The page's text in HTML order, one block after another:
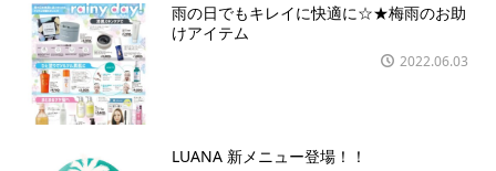
雨の日でもキレイに快適に☆★梅雨のお助
けアイテム
2022.06.03
LUANA 新メニュー登場！！